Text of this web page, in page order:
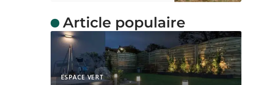
Article populaire
ESPACE VERT